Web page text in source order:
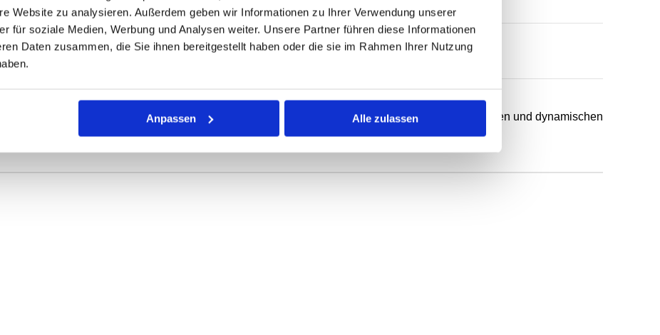
Website zu analysieren. Außerdem geben wir Informationen zu Ihrer Verwendung unserer
für soziale Medien, Werbung und Analysen weiter. Unsere Partner führen diese Informationen
Daten zusammen, die Sie ihnen bereitgestellt haben oder die sie im Rahmen Ihrer Nutzung
Anpassen Alle zulassen
Dichtring mit kreisförmigem Querschnitt für die unterschiedlichsten Anwendungsfälle in statischen und dynamischen
definieren die Abmessungen.